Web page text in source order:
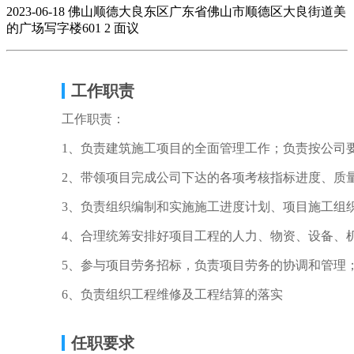
2023-06-18 佛山顺德大良东区广东省佛山市顺德区大良街道美
的广场写字楼601 2 面议
工作职责
工作职责：
1、负责建筑施工项目的全面管理工作；负责按公
2、带领项目完成公司下达的各项考核指标进度、
3、负责组织编制和实施施工进度计划、项目施工组
4、合理统筹安排好项目工程的人力、物资、设备、
5、参与项目劳务招标，负责项目劳务的协调和管理
6、负责组织工程维修及工程结算的落实
任职要求